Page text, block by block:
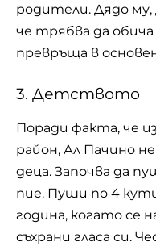
родители. Дядо
че трябва да
превръща в
3. Детството
Поради факта, че
район, Ал Пачино
деца. Започва да
пие. Пуши по 4
година, когато се
съхрани гласа си.